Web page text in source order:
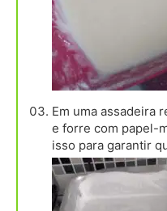
Em uma assadeira
e forre com papel-
isso para garantir